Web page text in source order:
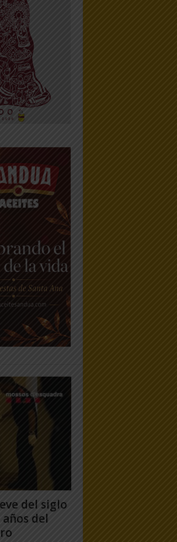
del siglo
del